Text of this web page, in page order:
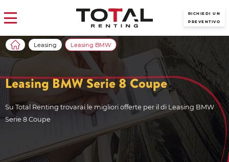
RICHIEDI UN
PREVENTIVO
Leasing BMW Serie 8 Coupe
Su Total Renting trovarai le migliori offerte per il di Leasing BMW
Serie 8 Coupe
Leasing Leasing BMW